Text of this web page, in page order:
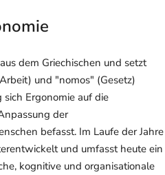
dem Griechischen und setzt
und "nomos" (Gesetz)
Ergonomie auf die
der
befasst. Im Laufe der Jahre
und umfasst heute ein
kognitive und organisationale